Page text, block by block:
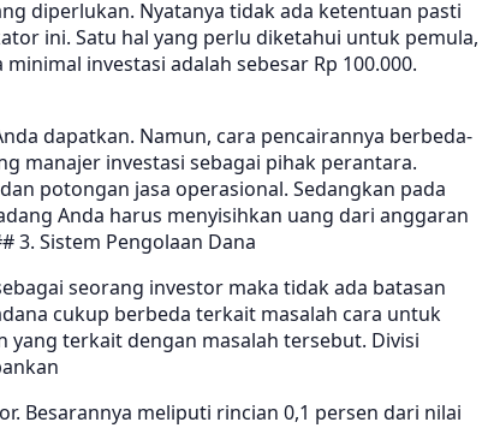
diperlukan. Nyatanya tidak ada ketentuan pasti
ini. Satu hal yang perlu diketahui untuk pemula,
investasi adalah sebesar Rp 100.000.
dapatkan. Namun, cara pencairannya berbeda-
manajer investasi sebagai pihak perantara.
potongan jasa operasional. Sedangkan pada
Anda harus menyisihkan uang dari anggaran
3. Sistem Pengolaan Dana
seorang investor maka tidak ada batasan
cukup berbeda terkait masalah cara untuk
yang terkait dengan masalah tersebut. Divisi
Besarannya meliputi rincian 0,1 persen dari nilai